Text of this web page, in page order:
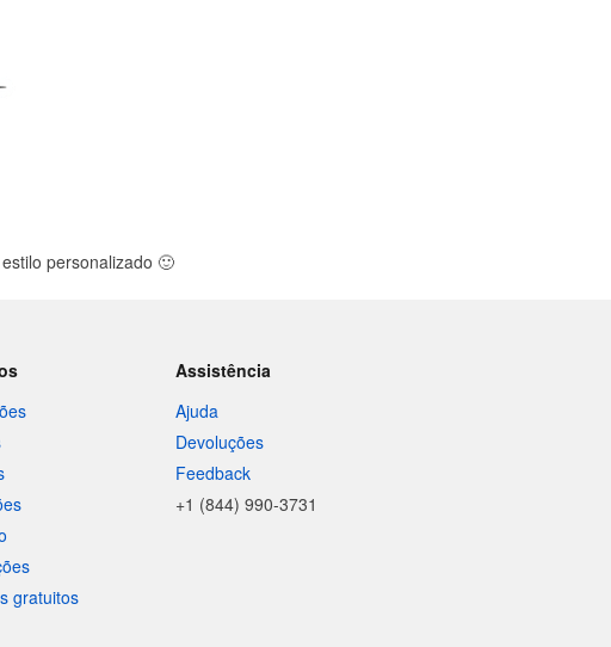
personalizado 🙂
gratuitos
Assistência
Ajuda
Devoluções
Feedback
+1 (844) 990-3731